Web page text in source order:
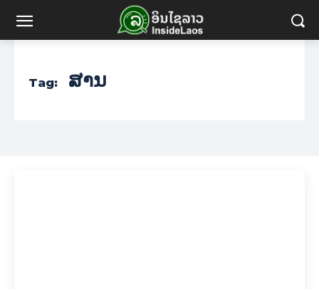
Tag: ສານ